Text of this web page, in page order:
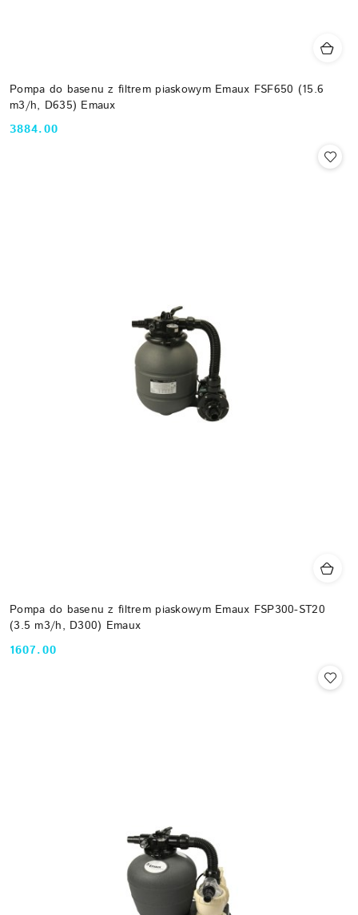
Pompa do basenu z filtrem piaskowym Emaux FSF650 (15.6
m3/h, D635) Emaux
Cena:
3884.00
Pompa do basenu z filtrem piaskowym Emaux FSP300-ST20
(3.5 m3/h, D300) Emaux
Cena:
1607.00